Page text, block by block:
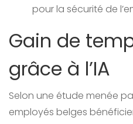
pour la sécurité de
Gain de
grâce à l’IA
Selon une étude menée
employés belges